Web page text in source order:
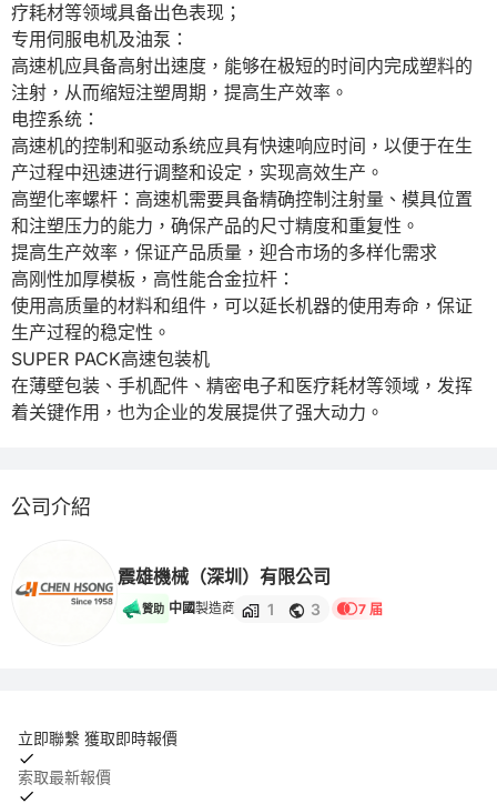
疗耗材等领域具备出色表现；
专用伺服电机及油泵：
高速机应具备高射出速度，能够在极短的时间内完成塑料的
注射，从而缩短注塑周期，提高生产效率。
电控系统：
高速机的控制和驱动系统应具有快速响应时间，以便于在生
产过程中迅速进行调整和设定，实现高效生产。
高塑化率螺杆：高速机需要具备精确控制注射量、模具位置
和注塑压力的能力，确保产品的尺寸精度和重复性。
提高生产效率，保证产品质量，迎合市场的多样化需求
高刚性加厚模板，高性能合金拉杆：
使用高质量的材料和组件，可以延长机器的使用寿命，保证
生产过程的稳定性。
SUPER PACK高速包装机
在薄壁包装、手机配件、精密电子和医疗耗材等领域，发挥
着关键作用，也为企业的发展提供了强大动力。
公司介紹
震雄機械（深圳）有限公司
贊助 中國製造商 1 3 7 届
立即聯繫 獲取即時報價
索取最新報價